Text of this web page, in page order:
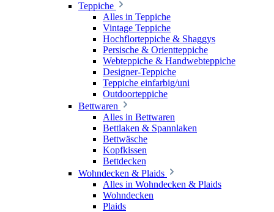
Teppiche
Alles in Teppiche
Vintage Teppiche
Hochflorteppiche & Shaggys
Persische & Orientteppiche
Webteppiche & Handwebteppiche
Designer-Teppiche
Teppiche einfarbig/uni
Outdoorteppiche
Bettwaren
Alles in Bettwaren
Bettlaken & Spannlaken
Bettwäsche
Kopfkissen
Bettdecken
Wohndecken & Plaids
Alles in Wohndecken & Plaids
Wohndecken
Plaids